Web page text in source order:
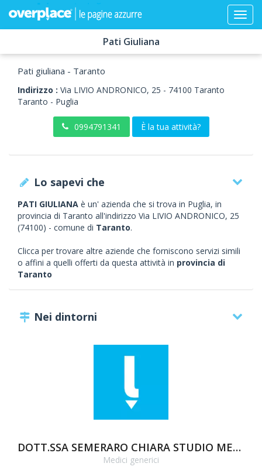
Pati Giuliana
Pati giuliana - Taranto
Indirizzo : Via LIVIO ANDRONICO, 25 - 74100 Taranto
Taranto - Puglia
0994791341 È la tua attività?
Lo sapevi che
PATI GIULIANA è un' azienda che si trova in Puglia, in
provincia di Taranto all'indirizzo Via LIVIO ANDRONICO, 25
(74100) - comune di Taranto.
Clicca per trovare altre aziende che forniscono servizi simili
o affini a quelli offerti da questa attività in provincia di
Taranto
Nei dintorni
DOTT.SSA SEMERARO CHIARA STUDIO MEDICO
Medici generici